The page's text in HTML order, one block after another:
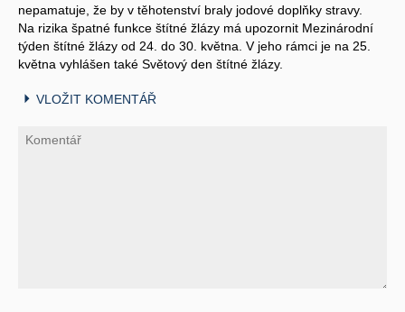
nepamatuje, že by v těhotenství braly jodové doplňky stravy.
Na rizika špatné funkce štítné žlázy má upozornit Mezinárodní
týden štítné žlázy od 24. do 30. května. V jeho rámci je na 25.
května vyhlášen také Světový den štítné žlázy.
VLOŽIT KOMENTÁŘ